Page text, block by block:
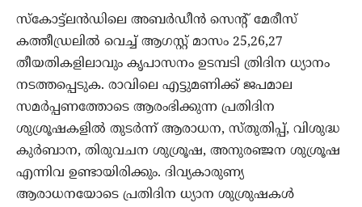
സ്കോട്ട്ലൻഡിലെ അബർഡീൻ സെന്റ് മേരീസ്
കത്തീഡ്രലിൽ വെച്ച് ആഗസ്റ്റ്‌ മാസം 25,26,27
തീയതികളിലാവും കൃപാസനം ഉടമ്പടി ത്രിദിന ധ്യാനം
നടത്തപ്പെടുക. രാവിലെ എട്ടുമണിക്ക് ജപമാല
സമർപ്പണത്തോടെ ആരംഭിക്കുന്ന പ്രതിദിന
ശുശ്രൂഷകളിൽ തുടർന്ന് ആരാധന, സ്തുതിപ്പ്, വിശുദ്ധ
കുർബാന, തിരുവചന ശുശ്രൂഷ, അനുരഞ്ജന ശുശ്രൂഷ
എന്നിവ ഉണ്ടായിരിക്കും. ദിവ്യകാരുണ്യ
ആരാധനയോടെ പ്രതിദിന ധ്യാന ശുശ്രുഷകൾ